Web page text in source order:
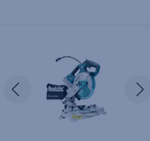
Edellinen